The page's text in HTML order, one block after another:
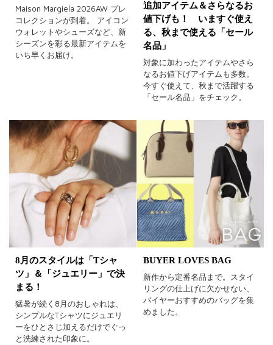
Maison Margiela 2026AW プレ
コレクションが到着。 アイコン
ウォレットやシューズなど、新
シーズンを彩る最新アイテムを
いち早くお届け。
追加アイテム＆さらなるお
値下げも！ いますぐ使え
る、秋まで使える「セール
名品」
対象に加わったアイテムやさら
なるお値下げアイテムも多数。
今すぐ使えて、秋まで活躍する
「セール名品」をチェック。
8月のスタイルは「Tシャ
ツ」＆「ジュエリー」で決
まる！
猛暑が続く8月のおしゃれは、
シンプルなTシャツにジュエリ
ーをひとさじ加えるだけでぐっ
と洗練された印象に。
BUYER LOVES BAG
新作から定番名品まで。スタイ
リングの仕上げに欠かせない、
バイヤーおすすめのバッグを集
めました。